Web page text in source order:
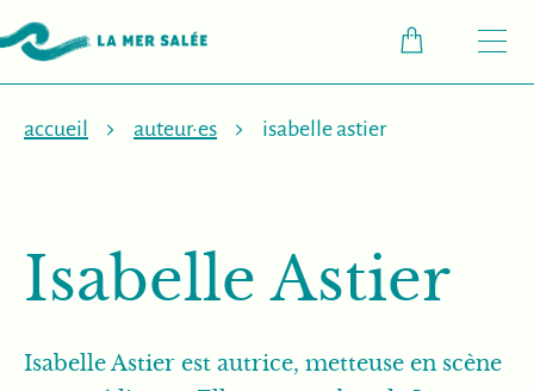
accueil auteur·es isabelle astier
Isabelle Astier
Isabelle Astier est autrice, metteuse en scène